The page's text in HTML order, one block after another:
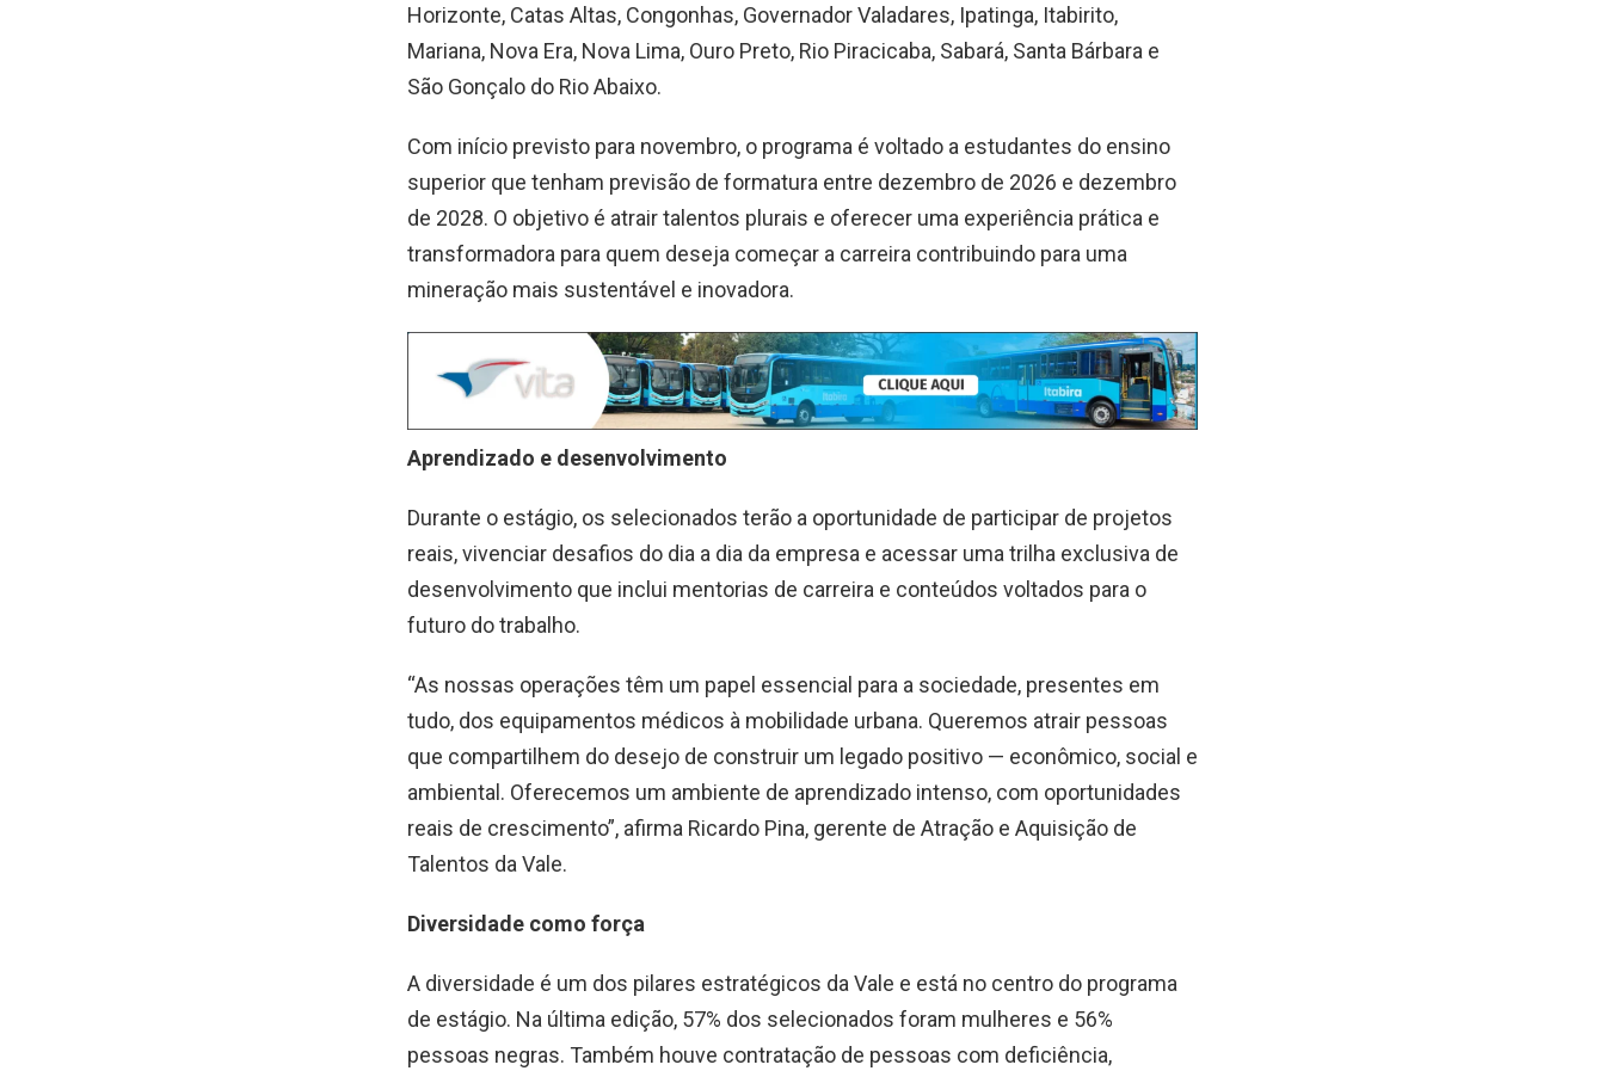
Horizonte, Catas Altas, Congonhas, Governador Valadares, Ipatinga, Itabirito,
Mariana, Nova Era, Nova Lima, Ouro Preto, Rio Piracicaba, Sabará, Santa Bárbara e
São Gonçalo do Rio Abaixo.
Com início previsto para novembro, o programa é voltado a estudantes do ensino
superior que tenham previsão de formatura entre dezembro de 2026 e dezembro
de 2028. O objetivo é atrair talentos plurais e oferecer uma experiência prática e
transformadora para quem deseja começar a carreira contribuindo para uma
mineração mais sustentável e inovadora.
Aprendizado e desenvolvimento
Durante o estágio, os selecionados terão a oportunidade de participar de projetos
reais, vivenciar desafios do dia a dia da empresa e acessar uma trilha exclusiva de
desenvolvimento que inclui mentorias de carreira e conteúdos voltados para o
futuro do trabalho.
“As nossas operações têm um papel essencial para a sociedade, presentes em
tudo, dos equipamentos médicos à mobilidade urbana. Queremos atrair pessoas
que compartilhem do desejo de construir um legado positivo — econômico, social e
ambiental. Oferecemos um ambiente de aprendizado intenso, com oportunidades
reais de crescimento”, afirma Ricardo Pina, gerente de Atração e Aquisição de
Talentos da Vale.
Diversidade como força
A diversidade é um dos pilares estratégicos da Vale e está no centro do programa
de estágio. Na última edição, 57% dos selecionados foram mulheres e 56%
pessoas negras. Também houve contratação de pessoas com deficiência,